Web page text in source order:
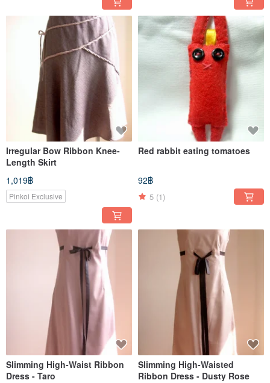
Irregular Bow Ribbon Knee-
Length Skirt
1,019฿
Pinkoi Exclusive
Red rabbit eating tomatoes
92฿
5 (1)
Slimming High-Waist Ribbon
Dress - Taro
Slimming High-Waisted
Ribbon Dress - Dusty Rose